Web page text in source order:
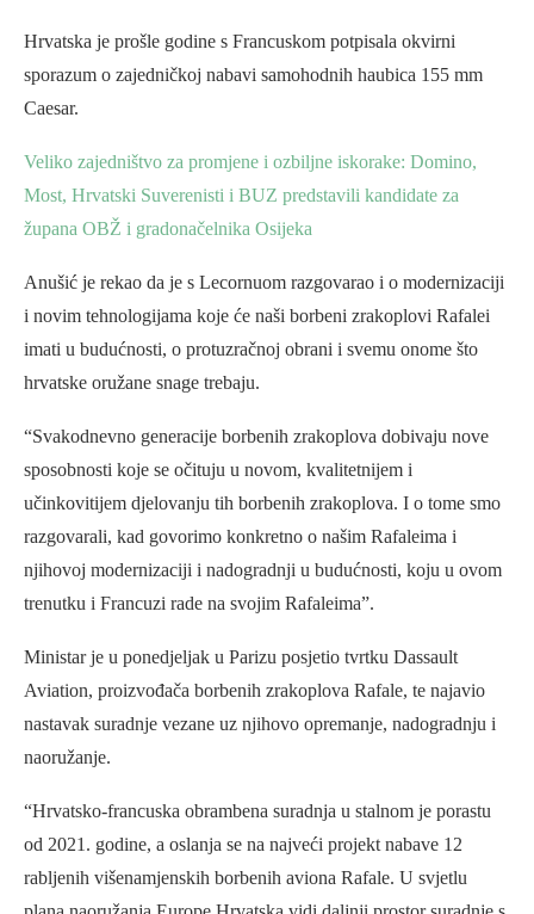
Hrvatska je prošle godine s Francuskom potpisala okvirni
sporazum o zajedničkoj nabavi samohodnih haubica 155 mm
Caesar.
Veliko zajedništvo za promjene i ozbiljne iskorake: Domino,
Most, Hrvatski Suverenisti i BUZ predstavili kandidate za
župana OBŽ i gradonačelnika Osijeka
Anušić je rekao da je s Lecornuom razgovarao i o modernizaciji
i novim tehnologijama koje će naši borbeni zrakoplovi Rafalei
imati u budućnosti, o protuzračnoj obrani i svemu onome što
hrvatske oružane snage trebaju.
“Svakodnevno generacije borbenih zrakoplova dobivaju nove
sposobnosti koje se očituju u novom, kvalitetnijem i
učinkovitijem djelovanju tih borbenih zrakoplova. I o tome smo
razgovarali, kad govorimo konkretno o našim Rafaleima i
njihovoj modernizaciji i nadogradnji u budućnosti, koju u ovom
trenutku i Francuzi rade na svojim Rafaleima”.
Ministar je u ponedjeljak u Parizu posjetio tvrtku Dassault
Aviation, proizvođača borbenih zrakoplova Rafale, te najavio
nastavak suradnje vezane uz njihovo opremanje, nadogradnju i
naoružanje.
“Hrvatsko-francuska obrambena suradnja u stalnom je porastu
od 2021. godine, a oslanja se na najveći projekt nabave 12
rabljenih višenamjenskih borbenih aviona Rafale. U svjetlu